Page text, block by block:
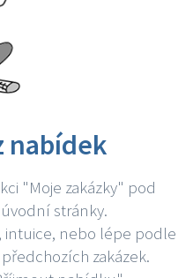
nabídek
"Moje zakázky" pod
stránky.
nebo lépe podle
zakázek.